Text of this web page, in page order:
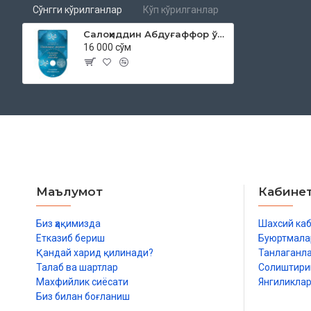
Сўнгги кўрилганлар Кўп кўрилганлар
Салоҳиддин Абдуғаффор ўғли «Оламларга раҳмат Пайғамбар» (МР3)
16 000 сўм
Маълумот
Биз ҳақимизда
Етказиб бериш
Қандай харид қилинади?
Талаб ва шартлар
Махфийлик сиёсати
Биз билан боғланиш
Шахсий
Янгиликлар